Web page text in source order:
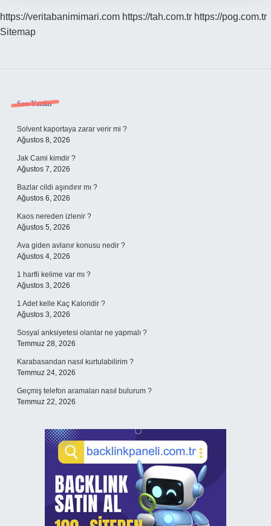
https://veritabanimimari.com https://tah.com.tr https://pog.com.tr
Sitemap
Sidebar
Son Yazılar
Solvent kaportaya zarar verir mi ?
Ağustos 8, 2026
Jak Cami kimdir ?
Ağustos 7, 2026
Bazlar cildi aşındırır mı ?
Ağustos 6, 2026
Kaos nereden izlenir ?
Ağustos 5, 2026
Ava giden avlanır konusu nedir ?
Ağustos 4, 2026
1 harfli kelime var mı ?
Ağustos 3, 2026
1 Adet kelle Kaç Kaloridir ?
Ağustos 3, 2026
Sosyal anksiyetesi olanlar ne yapmalı ?
Temmuz 28, 2026
Karabasandan nasıl kurtulabilirim ?
Temmuz 24, 2026
Geçmiş telefon aramaları nasıl bulurum ?
Temmuz 22, 2026